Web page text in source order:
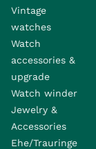
Vintage
watches
Watch
accessories &
upgrade
Watch winder
Jewelry &
Accessories
Ehe/Trauringe